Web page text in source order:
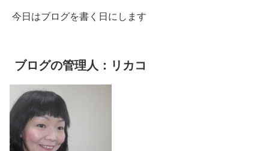
今日はブログを書く日にします
ブログの管理人：リカコ